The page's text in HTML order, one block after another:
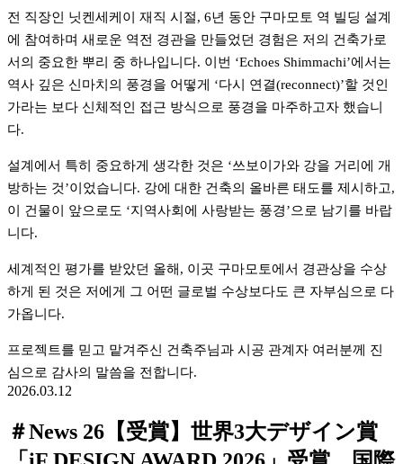
전 직장인 닛켄세케이 재직 시절, 6년 동안 구마모토 역 빌딩 설계
에 참여하며 새로운 역전 경관을 만들었던 경험은 저의 건축가로
서의 중요한 뿌리 중 하나입니다. 이번 ‘Echoes Shimmachi’에서는
역사 깊은 신마치의 풍경을 어떻게 ‘다시 연결(reconnect)’할 것인
가라는 보다 신체적인 접근 방식으로 풍경을 마주하고자 했습니
다.
설계에서 특히 중요하게 생각한 것은 ‘쓰보이가와 강을 거리에 개
방하는 것’이었습니다. 강에 대한 건축의 올바른 태도를 제시하고,
이 건물이 앞으로도 ‘지역사회에 사랑받는 풍경’으로 남기를 바랍
니다.
세계적인 평가를 받았던 올해, 이곳 구마모토에서 경관상을 수상
하게 된 것은 저에게 그 어떤 글로벌 수상보다도 큰 자부심으로 다
가옵니다.
프로젝트를 믿고 맡겨주신 건축주님과 시공 관계자 여러분께 진
심으로 감사의 말씀을 전합니다.
2026.03.12
＃News 26【受賞】世界3大デザイン賞